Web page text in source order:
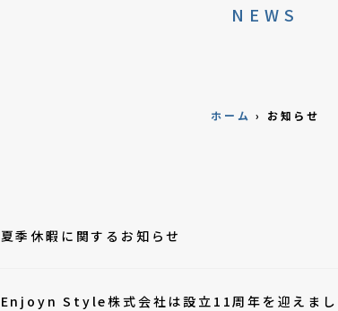
NEWS
ホーム › お知らせ
夏季休暇に関するお知らせ
Enjoyn Style株式会社は設立11周年を迎えまし